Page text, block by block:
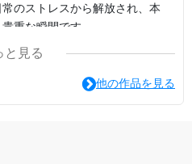
のストレスから解放され、本
重な瞬間です。
と見る
他の作品を見る